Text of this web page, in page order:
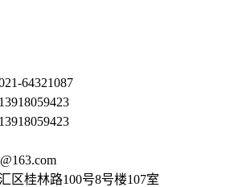
64321087
区桂林路100号8号楼107室